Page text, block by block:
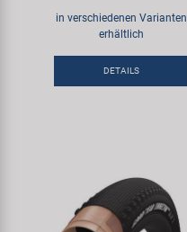
in verschiedenen Varianten
erhältlich
DETAILS